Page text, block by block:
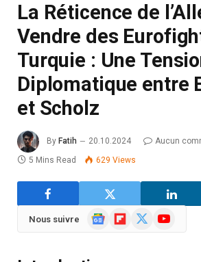
La Réticence de
Vendre des
Turquie : Une
Diplomatique entre
et Scholz
By Fatih 20.10.2024
Aucun
5 Mins Read
629 Views
Nous suivre
GoogleFlipboard YouTube